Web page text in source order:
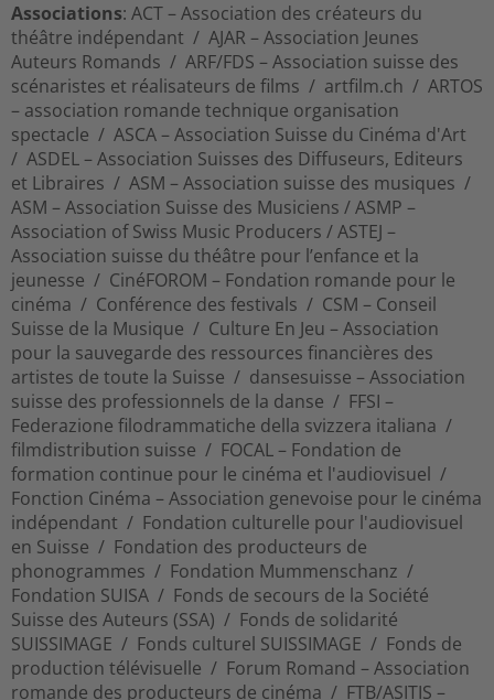
Associations: ACT – Association des créateurs du
théâtre indépendant / AJAR – Association Jeunes
Auteurs Romands / ARF/FDS – Association suisse des
scénaristes et réalisateurs de films / artfilm.ch / ARTOS
– association romande technique organisation
spectacle / ASCA – Association Suisse du Cinéma d'Art
/ ASDEL – Association Suisses des Diffuseurs, Editeurs
et Libraires / ASM – Association suisse des musiques /
ASM – Association Suisse des Musiciens / ASMP –
Association of Swiss Music Producers / ASTEJ –
Association suisse du théâtre pour l’enfance et la
jeunesse / CinéFOROM – Fondation romande pour le
cinéma / Conférence des festivals / CSM – Conseil
Suisse de la Musique / Culture En Jeu – Association
pour la sauvegarde des ressources financières des
artistes de toute la Suisse / dansesuisse – Association
suisse des professionnels de la danse / FFSI –
Federazione filodrammatiche della svizzera italiana /
filmdistribution suisse / FOCAL – Fondation de
formation continue pour le cinéma et l'audiovisuel /
Fonction Cinéma – Association genevoise pour le cinéma
indépendant / Fondation culturelle pour l'audiovisuel
en Suisse / Fondation des producteurs de
phonogrammes / Fondation Mummenschanz /
Fondation SUISA / Fonds de secours de la Société
Suisse des Auteurs (SSA) / Fonds de solidarité
SUISSIMAGE / Fonds culturel SUISSIMAGE / Fonds de
production télévisuelle / Forum Romand – Association
romande des producteurs de cinéma / FTB/ASITIS –